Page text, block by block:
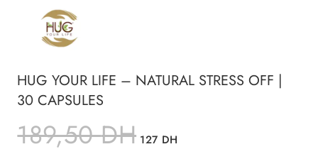
HUG YOUR LIFE – NATURAL STRESS OFF |
30 CAPSULES
189,50DH 127 DH